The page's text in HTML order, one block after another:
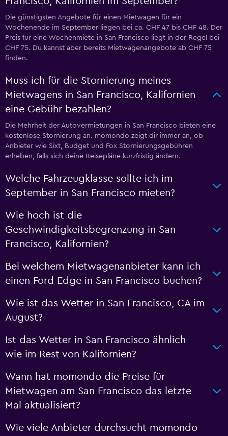
Die günstigsten Angebote für einen Mietwagen für ein
Wochenende im September liegen bei ca. CHF 47 bis CHF 48. Der
Preis für eine Wochenmiete in San Francisco liegt in der Regel bei
CHF 75. Du kannst aber bereits Mietwagenangebote ab CHF 75
finden.
Muss ich für die Stornierung meines
Mietwagens in San Francisco, Kalifornien
eine Gebühr bezahlen?
Die Mehrheit der Autovermietungen in San Francisco bieten eine
kostenlose Stornierung an. momondo zeigt dir immer an, ob
Anbieter wie Sixt, Budget und Fox Stornierungsgebühren
erheben, falls sich deine Reisepläne kurzfristig ändern.
Welche Fahrzeugklasse sollte ich im
September in San Francisco mieten?
Wie hoch ist die
Geschwindigkeitsbegrenzung in San
Francisco, Kalifornien?
Bei welchem Mietwagenanbieter kann ich
einen Ford Edge in San Francisco buchen?
Wie ist das Wetter in San Francisco, CA im
August?
Ist das Wetter in San Francisco ähnlich
wie im Rest von Kalifornien?
Wann hat momondo die Preise für
Mietwagen am San Francisco das letzte
Mal aktualisiert?
Wie viele Anbieter durchsucht momondo